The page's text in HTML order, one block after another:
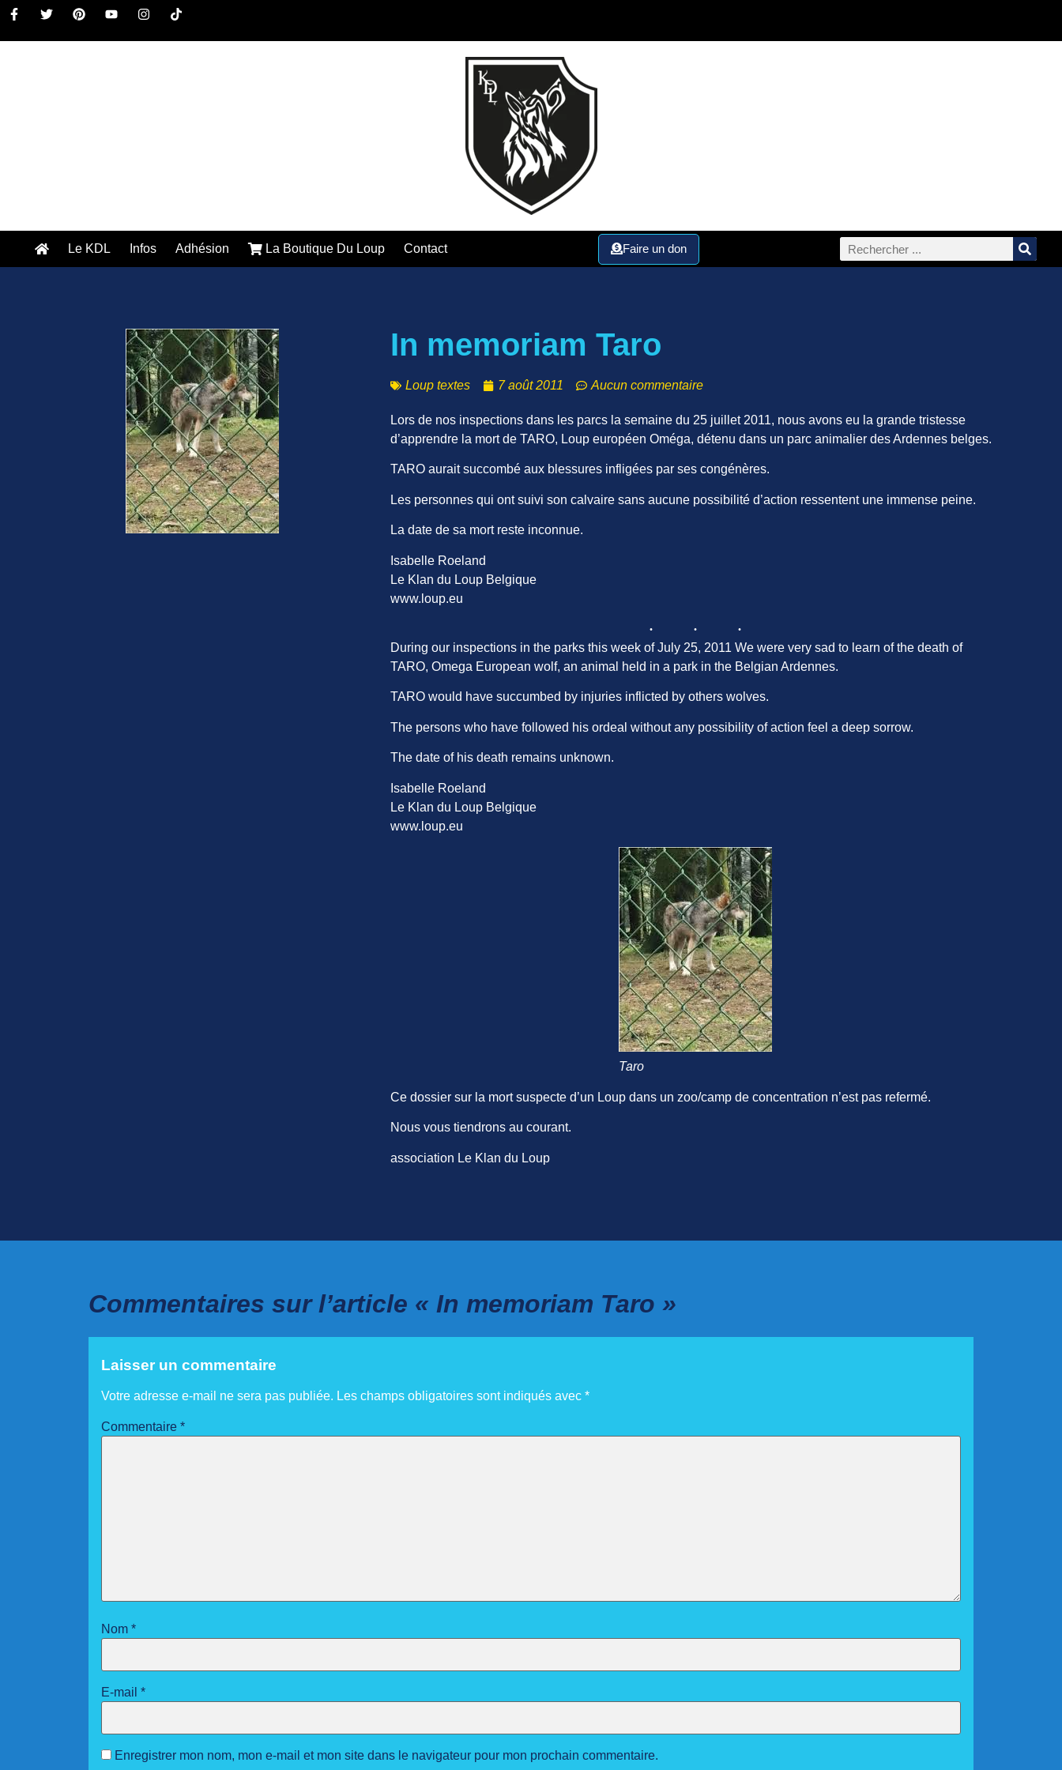
Le KDL Infos Adhésion La Boutique Du Loup Contact Faire un don
In memoriam Taro
Loup textes 7 août 2011 Aucun commentaire
Lors de nos inspections dans les parcs la semaine du 25 juillet 2011, nous avons eu la grande tristesse
d’apprendre la mort de TARO, Loup européen Oméga, détenu dans un parc animalier des Ardennes belges.
TARO aurait succombé aux blessures infligées par ses congénères.
Les personnes qui ont suivi son calvaire sans aucune possibilité d’action ressentent une immense peine.
La date de sa mort reste inconnue.
Isabelle Roeland
Le Klan du Loup Belgique
www.loup.eu
During our inspections in the parks this week of July 25, 2011 We were very sad to learn of the death of
TARO, Omega European wolf, an animal held in a park in the Belgian Ardennes.
TARO would have succumbed by injuries inflicted by others wolves.
The persons who have followed his ordeal without any possibility of action feel a deep sorrow.
The date of his death remains unknown.
Isabelle Roeland
Le Klan du Loup Belgique
www.loup.eu
Taro
Ce dossier sur la mort suspecte d’un Loup dans un zoo/camp de concentration n’est pas refermé.
Nous vous tiendrons au courant.
association Le Klan du Loup
Commentaires sur l’article « In memoriam Taro »
Laisser un commentaire
Votre adresse e-mail ne sera pas publiée. Les champs obligatoires sont indiqués avec *
Commentaire *
Nom *
E-mail *
Enregistrer mon nom, mon e-mail et mon site dans le navigateur pour mon prochain commentaire.